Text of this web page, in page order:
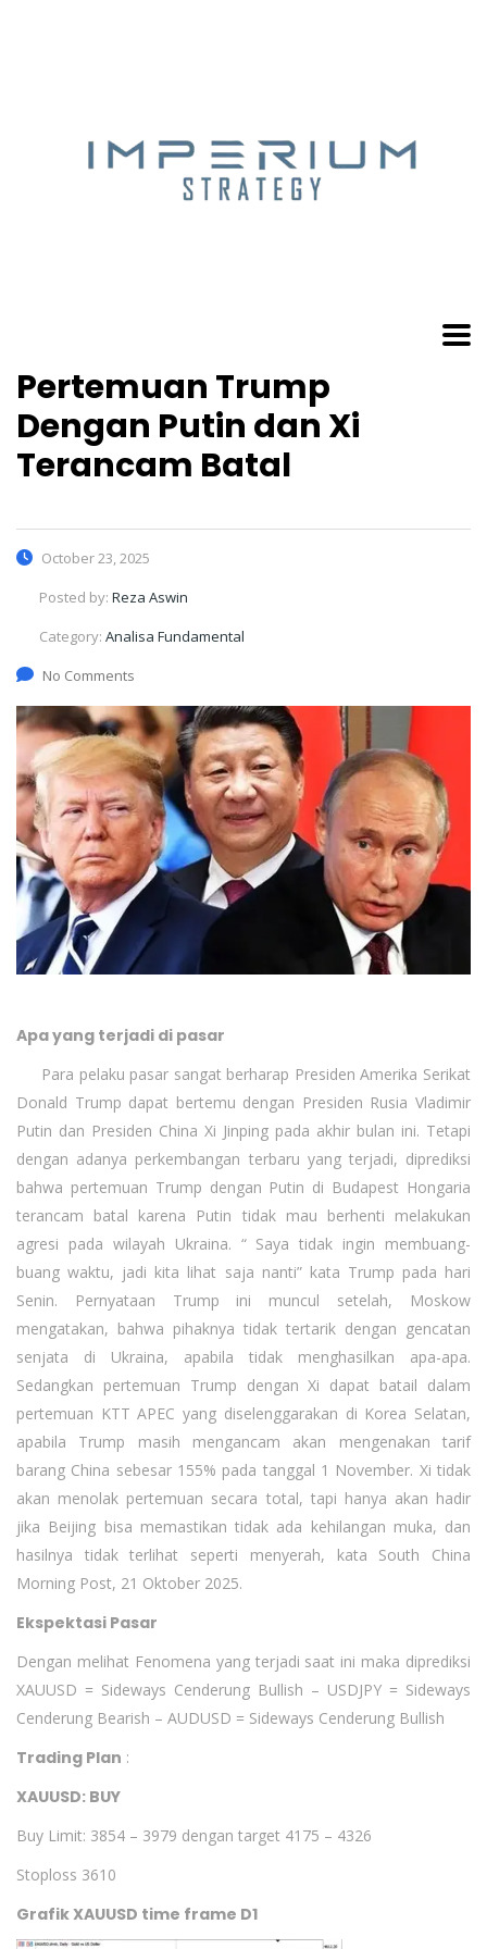
Pertemuan Trump
Dengan Putin dan Xi
Terancam Batal
October 23, 2025
Posted by: Reza Aswin
Category: Analisa Fundamental
No Comments
Apa yang terjadi di pasar
Para pelaku pasar sangat berharap Presiden Amerika Serikat
Donald Trump dapat bertemu dengan Presiden Rusia Vladimir
Putin dan Presiden China Xi Jinping pada akhir bulan ini. Tetapi
dengan adanya perkembangan terbaru yang terjadi, diprediksi
bahwa pertemuan Trump dengan Putin di Budapest Hongaria
terancam batal karena Putin tidak mau berhenti melakukan
agresi pada wilayah Ukraina. “ Saya tidak ingin membuang-
buang waktu, jadi kita lihat saja nanti” kata Trump pada hari
Senin. Pernyataan Trump ini muncul setelah, Moskow
mengatakan, bahwa pihaknya tidak tertarik dengan gencatan
senjata di Ukraina, apabila tidak menghasilkan apa-apa.
Sedangkan pertemuan Trump dengan Xi dapat batail dalam
pertemuan KTT APEC yang diselenggarakan di Korea Selatan,
apabila Trump masih mengancam akan mengenakan tarif
barang China sebesar 155% pada tanggal 1 November. Xi tidak
akan menolak pertemuan secara total, tapi hanya akan hadir
jika Beijing bisa memastikan tidak ada kehilangan muka, dan
hasilnya tidak terlihat seperti menyerah, kata South China
Morning Post, 21 Oktober 2025.
Ekspektasi Pasar
Dengan melihat Fenomena yang terjadi saat ini maka diprediksi
XAUUSD = Sideways Cenderung Bullish – USDJPY = Sideways
Cenderung Bearish – AUDUSD = Sideways Cenderung Bullish
Trading Plan :
XAUUSD: BUY
Buy Limit: 3854 – 3979 dengan target 4175 – 4326
Stoploss 3610
Grafik XAUUSD time frame D1